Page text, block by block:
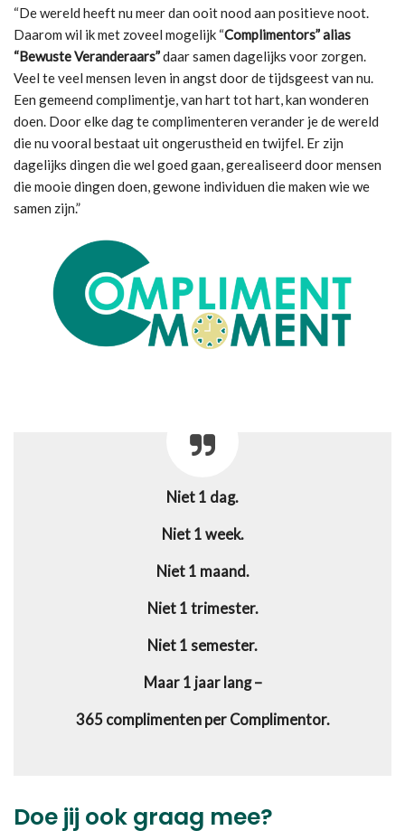
“De wereld heeft nu meer dan ooit nood aan positieve noot.
Daarom wil ik met zoveel mogelijk “Complimentors” alias
“Bewuste Veranderaars”daar samen dagelijks voor zorgen.
Veel te veel mensen leven in angst door de tijdsgeest van nu.
Een gemeend complimentje, van hart tot hart, kan wonderen
doen. Door elke dag te complimenteren verander je de wereld
die nu vooral bestaat uit ongerustheid en twijfel. Er zijn
dagelijks dingen die wel goed gaan, gerealiseerd door mensen
die mooie dingen doen, gewone individuen die maken wie we
samen zijn.”
Niet 1 dag.
Niet 1 week.
Niet 1 maand.
Niet 1 trimester.
Niet 1 semester.
Maar 1 jaar lang –
365 complimenten per Complimentor.
Doe jij ook graag mee?